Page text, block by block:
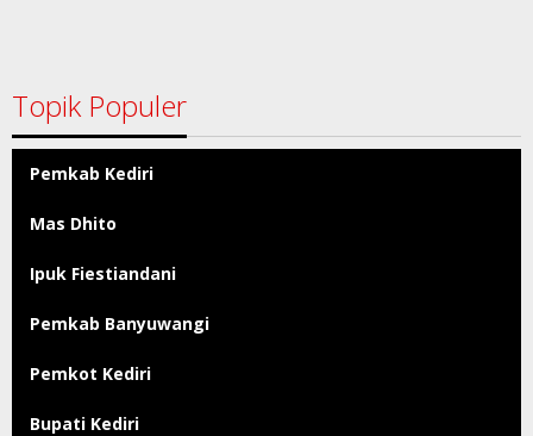
Topik Populer
Pemkab Kediri
Mas Dhito
Ipuk Fiestiandani
Pemkab Banyuwangi
Pemkot Kediri
Bupati Kediri